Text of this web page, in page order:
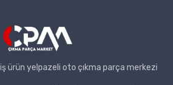
ürün yelpazeli oto çıkma parça merkezi